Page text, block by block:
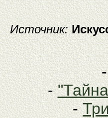
Источник:
-
-